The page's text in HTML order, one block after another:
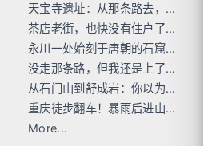
天宝寺遗址：从那条路去，过这座桥来
茶店老街，也快没有住户了...
永川一处始刻于唐朝的石窟，人不多 值得去
没走那条路，但我还是上了巴岳山
从石门山到舒成岩：你以为去过宝顶山就是全部的大足石刻了吗？
重庆徒步翻车！暴雨后进山，差点栽在这座小山里
More...